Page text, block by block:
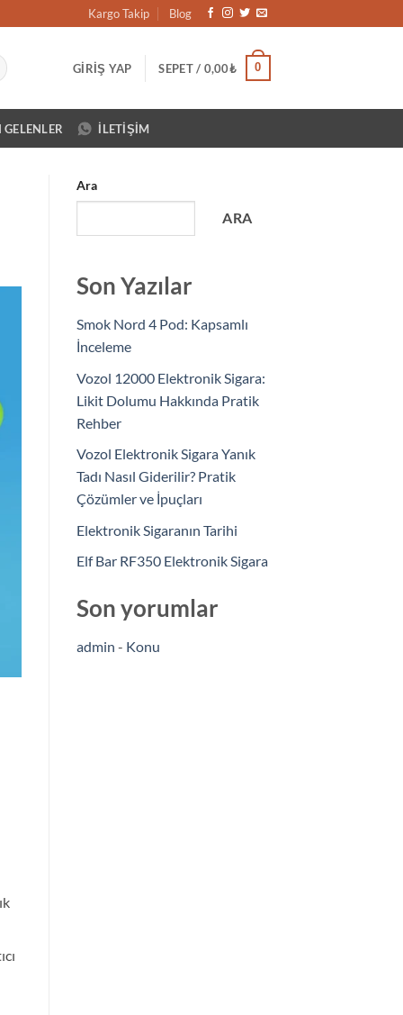
Kargo Takip Blog
GIRIŞ YAP SEPET / 0,00₺ 0
İLETIŞIM
Ara
ARA
Son Yazılar
Smok Nord 4 Pod: Kapsamlı
İnceleme
Vozol 12000 Elektronik Sigara:
Likit Dolumu Hakkında Pratik
Rehber
Vozol Elektronik Sigara Yanık
Tadı Nasıl Giderilir? Pratik
Çözümler ve İpuçları
Elektronik Sigaranın Tarihi
Elf Bar RF350 Elektronik Sigara
Son yorumlar
admin - Konu